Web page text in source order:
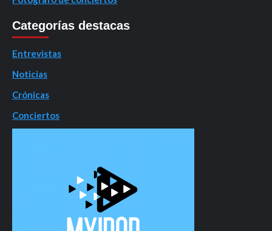
Categorías destacas
Entrevistas
Noticias
Crónicas
Conciertos